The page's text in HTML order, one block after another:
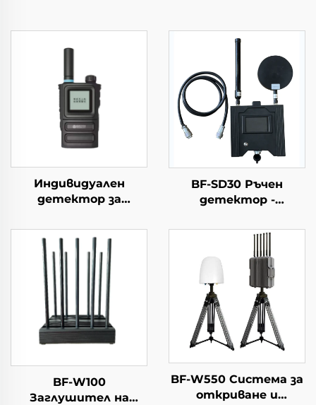
Индивидуален
детектор за
дронове и
устройство за
ранно
предупреждаване
BF-SD30 Ръчен
детектор -
BF-W100
Заглушител на
BF-W550 Система за
откриване и